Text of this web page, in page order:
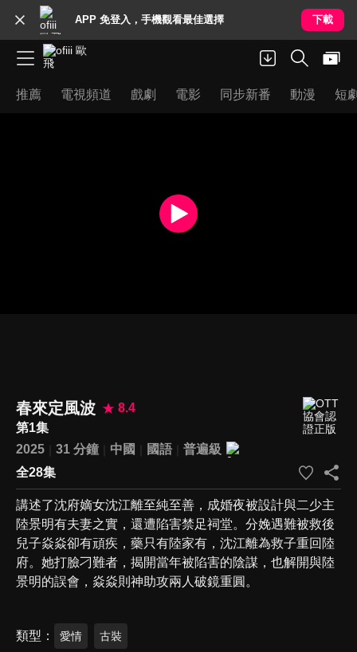
APP 免登入，手機觀看最佳選擇 下載
推薦 電視頻道 戲劇 電影 同步新番 動漫 短
春來定風波
8.4
第1集
2025
31 分鐘 中國 國語
普遍級
全28集
講述了沈府嫡女沈江離至純至善，成婚夜被設計與二少主
陸景明有夫妻之實，還遭陷害禁足祠堂。分娩遇難被救後
兒子焱焱卻有頑疾，藥只有陸家有，沈江離為救子重回陸
府。她打臉刁難者，揭開當年被陷害的陰謀，也解開與陸
景明的誤會，焱焱則神助攻兩人破鏡重圓。
類型 愛情 古裝